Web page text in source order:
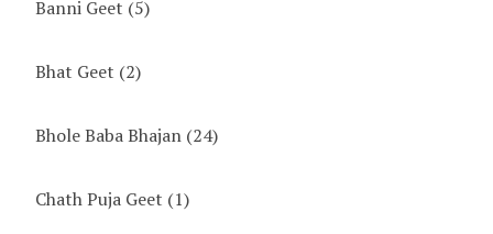
Banni Geet (5)
Bhat Geet (2)
Bhole Baba Bhajan (24)
Chath Puja Geet (1)